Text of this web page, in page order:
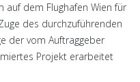
auf dem Flughafen Wien für
des durchzuführenden
der vom Auftraggeber
Projekt erarbeitet